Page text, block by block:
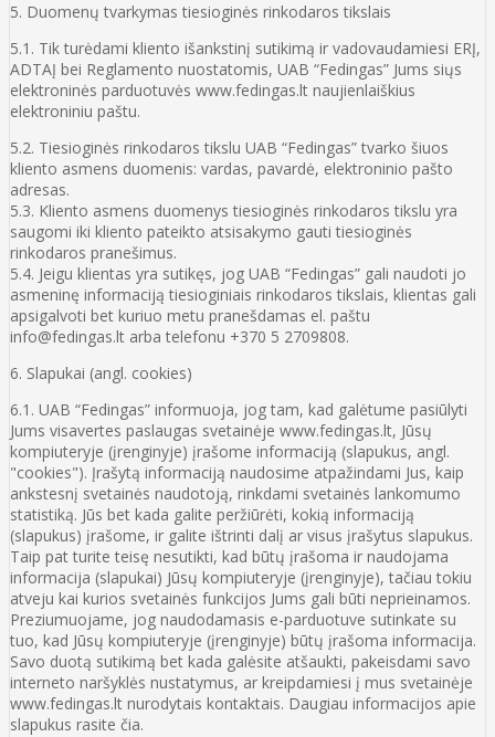
5. Duomenų tvarkymas tiesioginės rinkodaros tikslais
5.1. Tik turėdami kliento išankstinį sutikimą ir vadovaudamiesi ERĮ,
ADTAĮ bei Reglamento nuostatomis, UAB “Fedingas” Jums siųs
elektroninės parduotuvės www.fedingas.lt naujienlaiškius
elektroniniu paštu.
5.2. Tiesioginės rinkodaros tikslu UAB “Fedingas” tvarko šiuos
kliento asmens duomenis: vardas, pavardė, elektroninio pašto
adresas.
5.3. Kliento asmens duomenys tiesioginės rinkodaros tikslu yra
saugomi iki kliento pateikto atsisakymo gauti tiesioginės
rinkodaros pranešimus.
5.4. Jeigu klientas yra sutikęs, jog UAB “Fedingas” gali naudoti jo
asmeninę informaciją tiesioginiais rinkodaros tikslais, klientas gali
apsigalvoti bet kuriuo metu pranešdamas el. paštu
info@fedingas.lt arba telefonu +370 5 2709808.
6. Slapukai (angl. cookies)
6.1. UAB “Fedingas” informuoja, jog tam, kad galėtume pasiūlyti
Jums visavertes paslaugas svetainėje www.fedingas.lt, Jūsų
kompiuteryje (įrenginyje) įrašome informaciją (slapukus, angl.
"cookies"). Įrašytą informaciją naudosime atpažindami Jus, kaip
ankstesnį svetainės naudotoją, rinkdami svetainės lankomumo
statistiką. Jūs bet kada galite peržiūrėti, kokią informaciją
(slapukus) įrašome, ir galite ištrinti dalį ar visus įrašytus slapukus.
Taip pat turite teisę nesutikti, kad būtų įrašoma ir naudojama
informacija (slapukai) Jūsų kompiuteryje (įrenginyje), tačiau tokiu
atveju kai kurios svetainės funkcijos Jums gali būti neprieinamos.
Preziumuojame, jog naudodamasis e-parduotuve sutinkate su
tuo, kad Jūsų kompiuteryje (įrenginyje) būtų įrašoma informacija.
Savo duotą sutikimą bet kada galėsite atšaukti, pakeisdami savo
interneto naršyklės nustatymus, ar kreipdamiesi į mus svetainėje
www.fedingas.lt nurodytais kontaktais. Daugiau informacijos apie
slapukus rasite čia.